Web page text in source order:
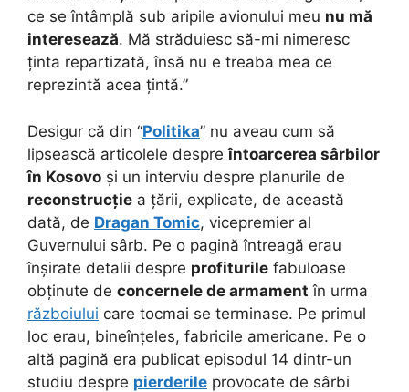
ce se întâmplă sub aripile avionului meu nu mă
interesează. Mă străduiesc să-mi nimeresc
ținta repartizată, însă nu e treaba mea ce
reprezintă acea țintă.”
Desigur că din “Politika” nu aveau cum să
lipsească articolele despreîntoarcerea sârbilor
în Kosovo și un interviu despre planurile de
reconstrucție a țării, explicate, de această
dată, de Dragan Tomic, vicepremier al
Guvernului sârb. Pe o pagină întreagă erau
înșirate detalii despre profiturile fabuloase
obținute de concernele de armament în urma
războiului care tocmai se terminase. Pe primul
loc erau, bineînțeles, fabricile americane. Pe o
altă pagină era publicat episodul 14 dintr-un
studiu despre pierderile provocate de sârbi